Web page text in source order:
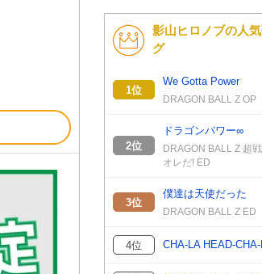
影山ヒロノブの人
グ
1位
We Gotta Power
DRAGON BALL Z OP
2位
ドラゴンパワー∞
DRAGON BALL Z 超
オレだ! ED
3位
僕達は天使だった
DRAGON BALL Z ED
4位 CHA-LA HEAD-